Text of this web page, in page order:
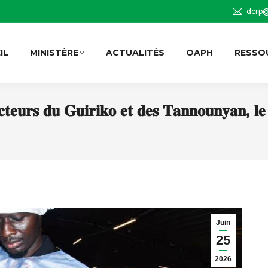
MINISTÈRE ACTUALITÉS OAPH
𝐚𝐜𝐭𝐞𝐮𝐫𝐬 𝐝𝐮 𝐆𝐮𝐢𝐫𝐢𝐤𝐨 𝐞𝐭 𝐝𝐞𝐬
Juin
25
2026